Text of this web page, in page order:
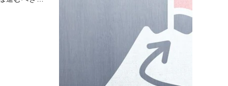
して陥りが
参考にして